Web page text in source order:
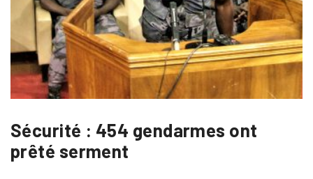
Sécurité : 454 gendarmes ont
prêté serment